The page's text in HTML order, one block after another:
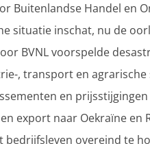
Buitenlandse Handel en
situatie inschat, nu de
BVNL voorspelde
, transport en
en
export naar Oekraïne en
bedrijfsleven overeind te